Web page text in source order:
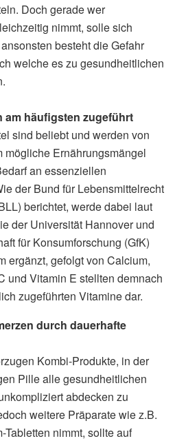
Doch gerade wer
nimmt, solle sich
besteht die Gefahr
welche es zu gesundheitlichen
am häufigsten zugeführt
sind beliebt und werden von
mögliche Ernährungsmängel
an essenziellen
der Bund für Lebensmittelrecht
berichtet, werde dabei laut
der Universität Hannover und
für Konsumforschung (GfK)
ergänzt, gefolgt von Calcium,
und Vitamin E stellten demnach
zugeführten Vitamine dar.
durch dauerhafte
Kombi-Produkte, in der
Pille alle gesundheitlichen
abdecken zu
weitere Präparate wie z.B.
nimmt, sollte auf